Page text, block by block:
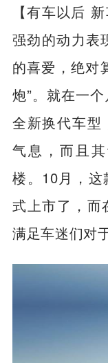
【有车以后
强劲的动力表
的喜爱，绝对
炮”。就在一
全新换代车型
气息，而且
楼。10月，
式上市了，而
满足车迷们对